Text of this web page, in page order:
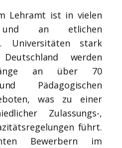
Lehramt ist in vielen
und an etlichen
Universitäten stark
werden
an über 70
Pädagogischen
was zu einer
Zulassungs-,
führt.
Bewerbern im